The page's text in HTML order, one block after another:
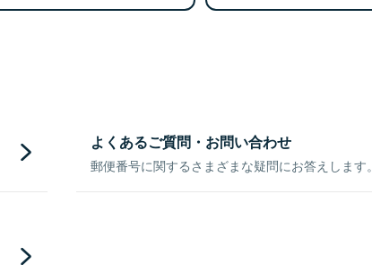
よくあるご質問・お問い合わせ
郵便番号に関するさまざまな疑問にお答えします。